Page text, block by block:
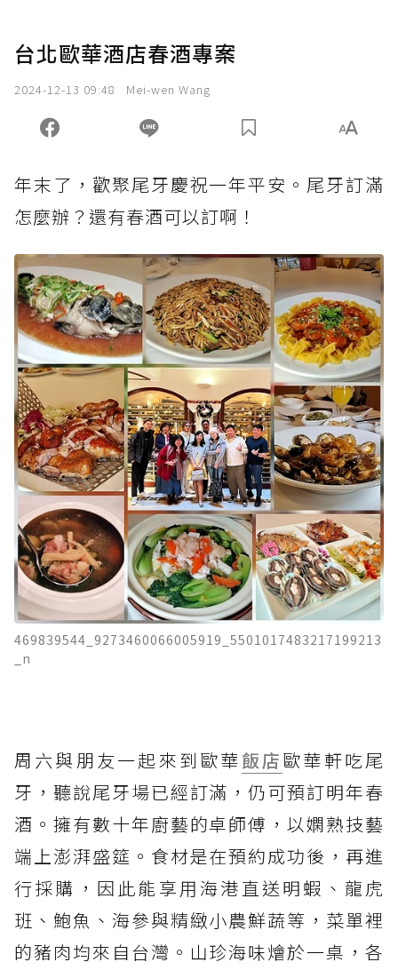
台北歐華酒店春酒專案
2024-12-13 09:48 Mei-wen Wang
年末了，歡聚尾牙慶祝一年平安。尾牙訂滿
怎麼辦？還有春酒可以訂啊！
469839544_9273460066005919_5501017483217199213
_n
周六與朋友一起來到歐華飯店歐華軒吃尾
牙，聽說尾牙場已經訂滿，仍可預訂明年春
酒。擁有數十年廚藝的卓師傅，以嫻熟技藝
端上澎湃盛筵。食材是在預約成功後，再進
行採購，因此能享用海港直送明蝦、龍虎
班、鮑魚、海參與精緻小農鮮蔬等，菜單裡
的豬肉均來自台灣。山珍海味燴於一桌，各